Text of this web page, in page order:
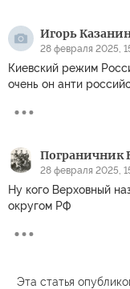
Игорь
28 февраля 2025,
Киевский режим
очень он анти
Пограничник
28 февраля 2025,
Ну кого Верховный
округом РФ
Эта статья